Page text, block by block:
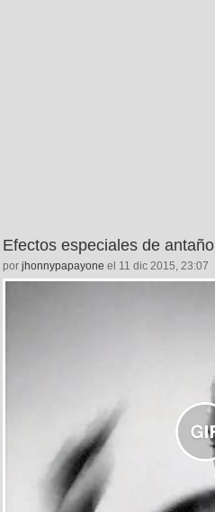
Efectos especiales de antaño
por jhonnypapayone el 11 dic 2015, 23:07